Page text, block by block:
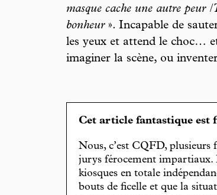
masque cache une autre peur
bonheur». Incapable de
les yeux et attend le choc…
imaginer la scène, ou
Cet article fantastique est
Nous, c’est CQFD,
jurys férocement impartiaux.
kiosques en totale
bouts de ficelle et que la